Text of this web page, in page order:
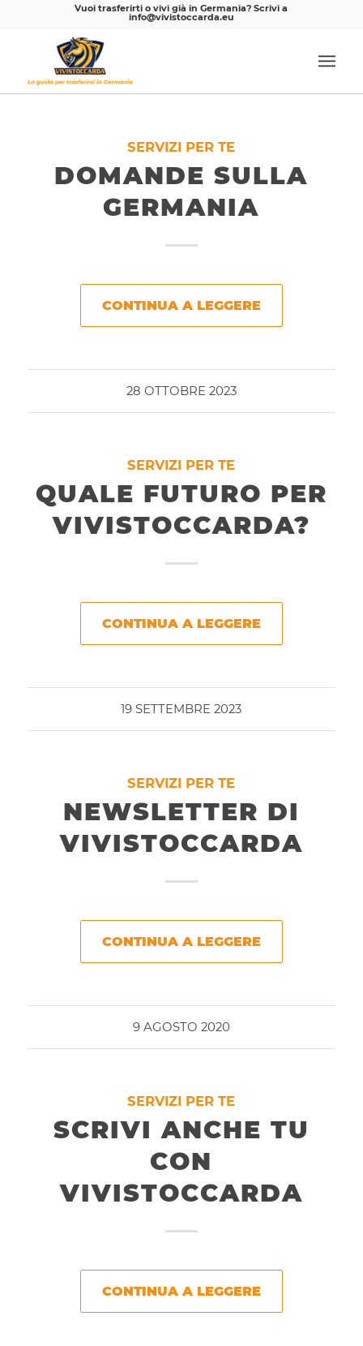
Vuoi trasferirti o vivi già in Germania? Scrivi a
info@vivistoccarda.eu
SERVIZI PER TE
DOMANDE SULLA
GERMANIA
CONTINUA A LEGGERE
28 OTTOBRE 2023
SERVIZI PER TE
QUALE FUTURO PER
VIVISTOCCARDA?
CONTINUA A LEGGERE
19 SETTEMBRE 2023
SERVIZI PER TE
NEWSLETTER DI
VIVISTOCCARDA
CONTINUA A LEGGERE
9 AGOSTO 2020
SERVIZI PER TE
SCRIVI ANCHE TU
CON
VIVISTOCCARDA
CONTINUA A LEGGERE